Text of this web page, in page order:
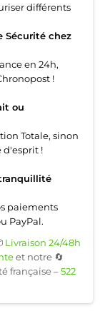
différents
Sécurité chez
en 24h,
!
ou
Totale, sinon
d'esprit !
paiements
PayPal.
Livraison 24/48h
et notre 🔄
française –522